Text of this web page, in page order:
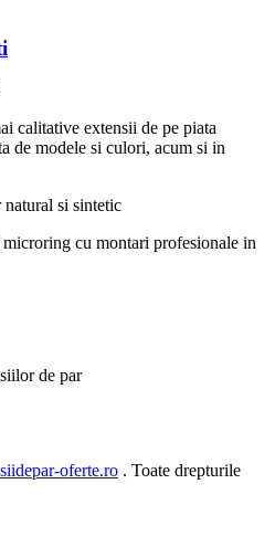
calitative extensii de pe piata
de modele si culori, acum si in
si sintetic
cu montari profesionale in
de par
oferte.ro . Toate drepturile